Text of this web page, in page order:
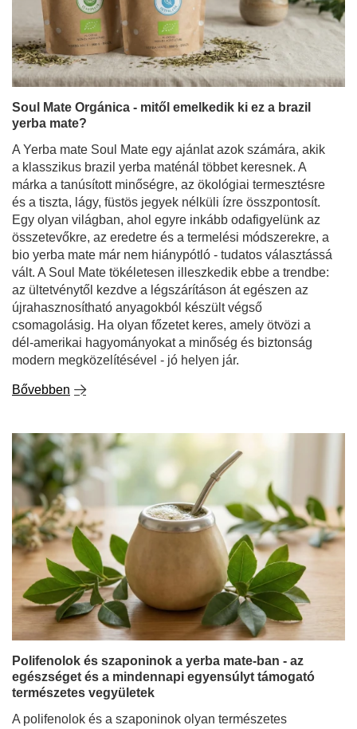
Soul Mate Orgánica - mitől emelkedik ki ez a brazil
yerba mate?
A Yerba mate Soul Mate egy ajánlat azok számára, akik
a klasszikus brazil yerba maténál többet keresnek. A
márka a tanúsított minőségre, az ökológiai termesztésre
és a tiszta, lágy, füstös jegyek nélküli ízre összpontosít.
Egy olyan világban, ahol egyre inkább odafigyelünk az
összetevőkre, az eredetre és a termelési módszerekre, a
bio yerba mate már nem hiánypótló - tudatos választássá
vált. A Soul Mate tökéletesen illeszkedik ebbe a trendbe:
az ültetvénytől kezdve a légszárításon át egészen az
újrahasznosítható anyagokból készült végső
csomagolásig. Ha olyan főzetet keres, amely ötvözi a
dél-amerikai hagyományokat a minőség és biztonság
modern megközelítésével - jó helyen jár.
Bővebben
Polifenolok és szaponinok a yerba mate-ban - az
egészséget és a mindennapi egyensúlyt támogató
természetes vegyületek
A polifenolok és a szaponinok olyan természetes